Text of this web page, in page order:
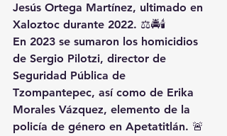
Jesús Ortega Martínez, ultimado en
Xaloztoc durante 2022. ⚖️🚔🕯️
En 2023 se sumaron los homicidios
de Sergio Pilotzi, director de
Seguridad Pública de
Tzompantepec, así como de Erika
Morales Vázquez, elemento de la
policía de género en Apetatitlán. 🚨